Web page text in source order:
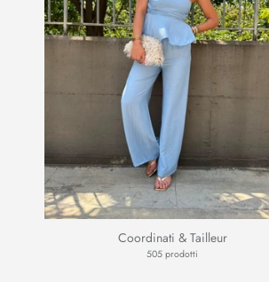
Coordinati & Tailleur
505 prodotti